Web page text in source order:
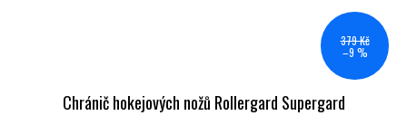
379 Kč
–9 %
Chránič hokejových nožů Rollergard Supergard